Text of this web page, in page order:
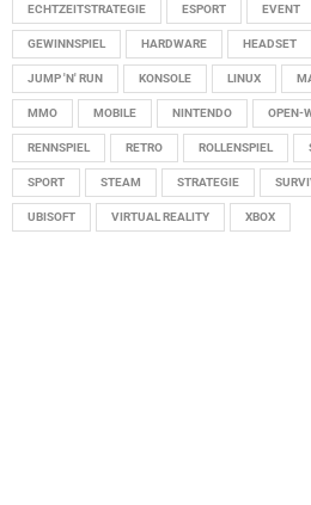
ECHTZEITSTRATEGIE ESPORT EVENT
GEWINNSPIEL HARDWARE HEADSET
JUMP 'N' RUN KONSOLE LINUX
MMO MOBILE NINTENDO OPEN-
RENNSPIEL RETRO ROLLENSPIEL
SPORT STEAM STRATEGIE
UBISOFT VIRTUAL REALITY XBOX